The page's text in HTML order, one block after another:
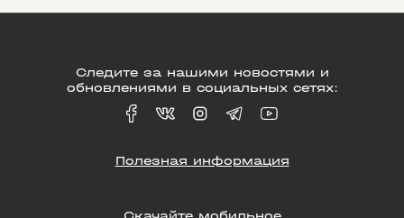
Следите за нашими новостями и
обновлениями в социальных сетях:
Полезная информация